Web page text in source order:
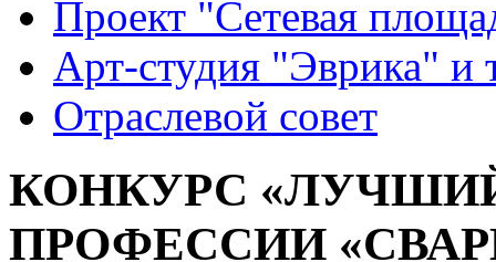
Проект "Сетевая
Арт-студия "Эврика" и
Отраслевой совет
КОНКУРС
ПРОФЕССИИ